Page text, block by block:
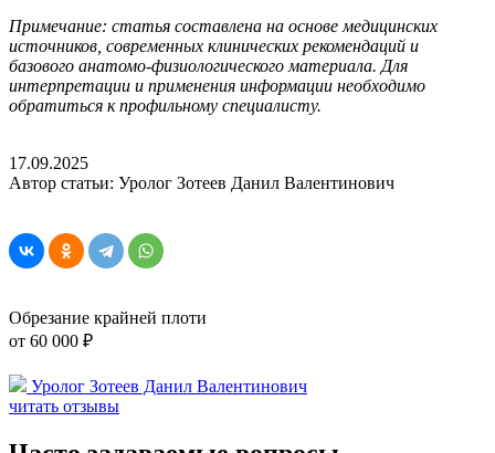
Примечание: статья составлена на основе медицинских
источников, современных клинических рекомендаций и
базового анатомо-физиологического материала. Для
интерпретации и применения информации необходимо
обратиться к профильному специалисту.
17.09.2025
Автор статьи: Уролог Зотеев Данил Валентинович
Обрезание крайней плоти
от 60 000 ₽
Уролог Зотеев Данил Валентинович
читать отзывы